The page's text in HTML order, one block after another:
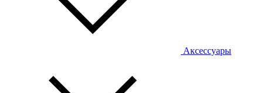
Аксессуары